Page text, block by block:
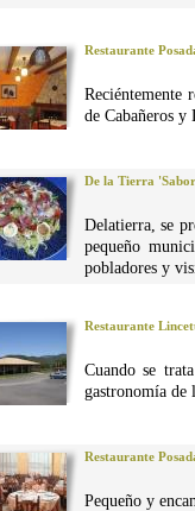
Restaurante
Reciéntemente
de Cabañeros y
De la Tierra
Delatierra, se
pequeño
pobladores y
Restaurante
Cuando se
gastronomía de
Restaurante
Pequeño y